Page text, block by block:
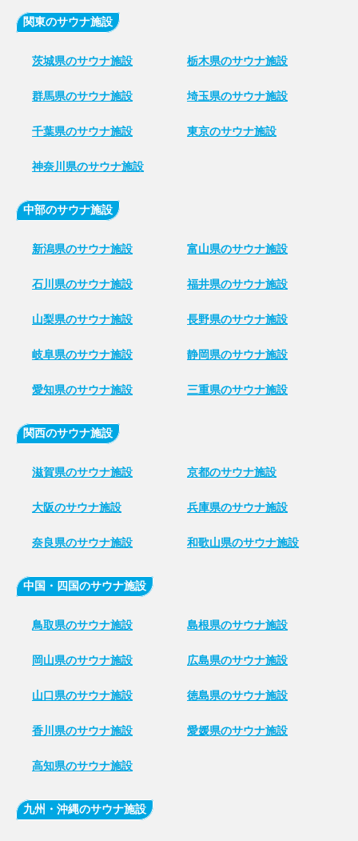
関東のサウナ施設
茨城県のサウナ施設 栃木県のサウナ施設
群馬県のサウナ施設 埼玉県のサウナ施設
千葉県のサウナ施設 東京のサウナ施設
神奈川県のサウナ施設
中部のサウナ施設
新潟県のサウナ施設 富山県のサウナ施設
石川県のサウナ施設 福井県のサウナ施設
山梨県のサウナ施設 長野県のサウナ施設
岐阜県のサウナ施設 静岡県のサウナ施設
愛知県のサウナ施設 三重県のサウナ施設
関西のサウナ施設
滋賀県のサウナ施設 京都のサウナ施設
大阪のサウナ施設 兵庫県のサウナ施設
奈良県のサウナ施設 和歌山県のサウナ施設
中国・四国のサウナ施設
鳥取県のサウナ施設 島根県のサウナ施設
岡山県のサウナ施設 広島県のサウナ施設
山口県のサウナ施設 徳島県のサウナ施設
香川県のサウナ施設 愛媛県のサウナ施設
高知県のサウナ施設
九州・沖縄のサウナ施設